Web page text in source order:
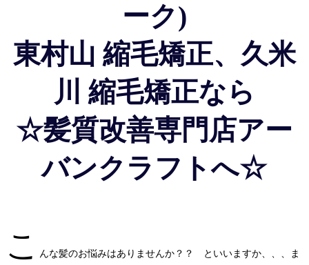
ーク)
東村山 縮毛矯正、久米
川 縮毛矯正なら
☆髪質改善専門店アー
バンクラフトへ☆
こ
んな髪のお悩みはありませんか？？ といいますか、、、ま